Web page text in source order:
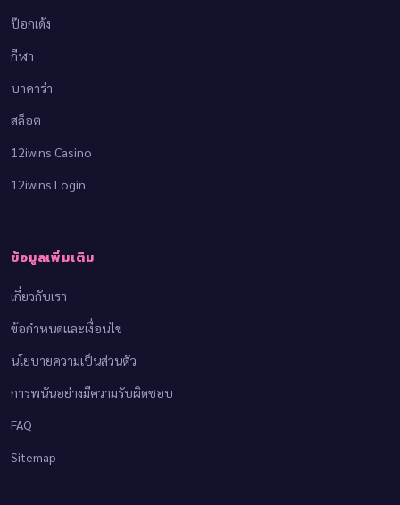
ป๊อกเด้ง
กีฬา
บาคาร่า
สล็อต
12iwins Casino
12iwins Login
ข้อมูลเพิ่มเติม
เกี่ยวกับเรา
ข้อกำหนดและเงื่อนไข
นโยบายความเป็นส่วนตัว
การพนันอย่างมีความรับผิดชอบ
FAQ
Sitemap